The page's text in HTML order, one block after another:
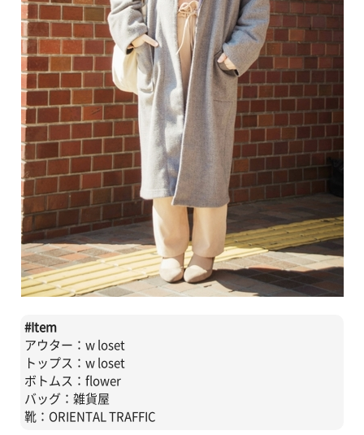
#Item
アウター：w loset
トップス：w loset
ボトムス：flower
バッグ：雑貨屋
靴：ORIENTAL TRAFFIC